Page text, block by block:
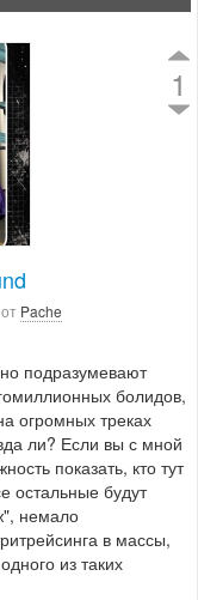
1
от Pache
подразумевают
болидов,
огромных треках
ли? Если вы с мной
показать, кто тут
остальные будут
немало
в массы,
из таких